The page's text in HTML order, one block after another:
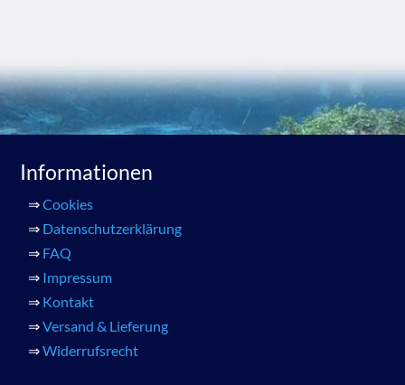
Informationen
⇒Cookies
⇒ Datenschutzerklärung
⇒ FAQ
⇒ Impressum
⇒ Kontakt
⇒Versand & Lieferung
⇒Widerrufsrecht